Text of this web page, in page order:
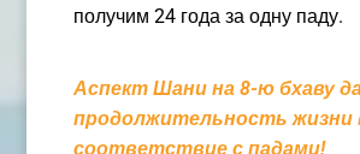
получим 24 года за одну паду.
Аспект Шани на 8-ю бхаву
продолжительность жизни
соответствие с падами!